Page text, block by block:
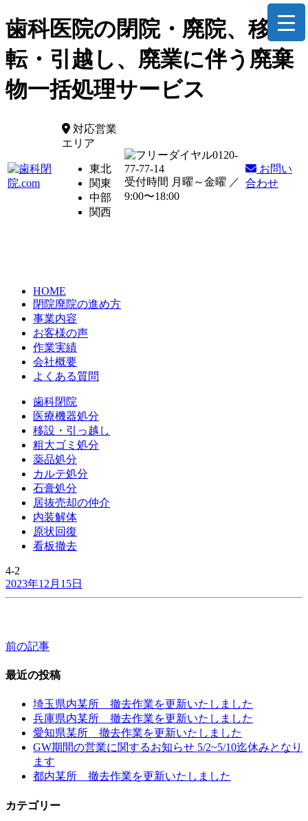
歯科医院の閉院・廃院、移
転・引越し、廃業に伴う廃棄
物一括処理サービス
対応営業
エリア
東北
関東
中部
関西
0120-
77-77-14
受付時間 月曜～金曜 ／
9:00〜18:00
お問い
合わせ
HOME
閉院廃院の進め方
事業内容
お客様の声
作業実績
会社概要
よくある質問
歯科閉院
医療機器処分
移設・引っ越し
粗大ゴミ処分
薬品処分
カルテ処分
石膏処分
居抜売却の仲介
内装解体
原状回復
看板撤去
4-2
2023年12月15日
投
稿
ョ
前の記事
最近の投稿
埼玉県内某所 撤去作業を更新いたしました
兵庫県内某所 撤去作業を更新いたしました
愛知県某所 撤去作業を更新いたしました
GW期間の営業に関するお知らせ 5/2~5/10迄休みとなり
ます
都内某所 撤去作業を更新いたしました
カテゴリー